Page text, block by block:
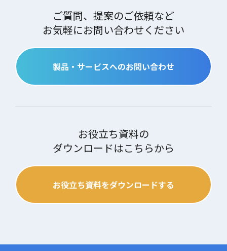
ご質問、提案のご依頼など
お気軽にお問い合わせください
製品・サービスへのお問い合わせ
お役立ち資料の
ダウンロードはこちらから
お役立ち資料をダウンロードする